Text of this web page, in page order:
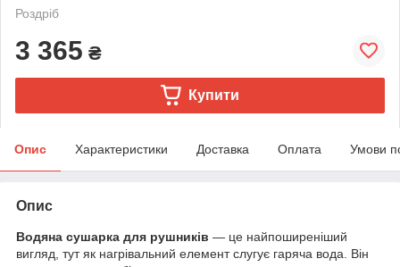
Роздріб
3 365 ₴
Купити
Опис Характеристики Доставка Оплата Умови
Опис
Водяна сушарка для рушників — це найпоширеніший
вигляд, тут як нагрівальний елемент слугує гаряча вода. Він